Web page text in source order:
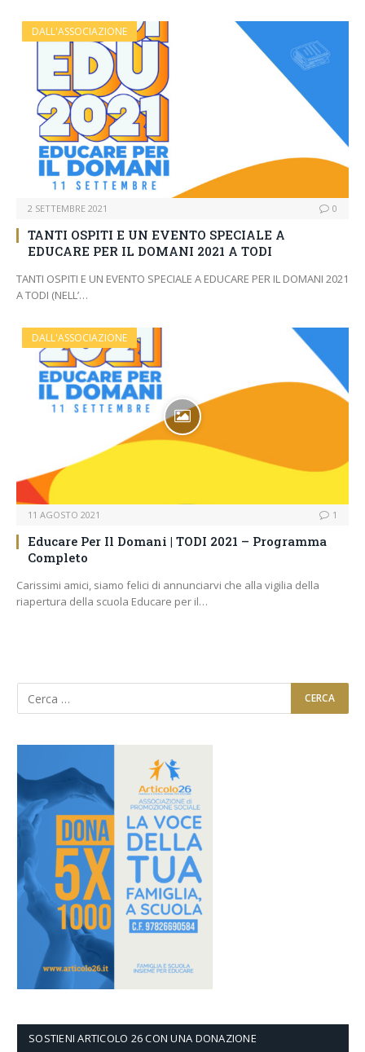
DALL'ASSOCIAZIONE
2 SETTEMBRE 2021 0
TANTI OSPITI E UN EVENTO SPECIALE A
EDUCARE PER IL DOMANI 2021 A TODI
TANTI OSPITI E UN EVENTO SPECIALE A EDUCARE PER IL DOMANI 2021
A TODI (NELL’…
DALL'ASSOCIAZIONE
11 AGOSTO 2021 1
Educare Per Il Domani | TODI 2021 – Programma
Completo
Carissimi amici, siamo felici di annunciarvi che alla vigilia della
riapertura della scuola Educare per il…
SOSTIENI ARTICOLO 26 CON UNA DONAZIONE